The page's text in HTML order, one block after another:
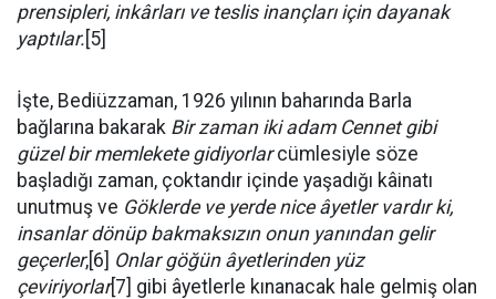
prensipleri, inkârları ve teslis inançları için daya­nak
yaptılar. [5]
İşte, Bediüzzaman, 1926 yılının baharında Barla
bağlarına bakarak  Bir zaman iki adam Cennet gibi
güzel bir memlekete gidiyorlar cümlesiyle söze
başladığı zaman, çoktandır içinde yaşadığı kâinatı
unutmuş ve  Göklerde ve yerde nice âyetler vardır ki,
insanlar dönüp bakmaksızın onun yanından gelir
geçerler,[6]  Onlar göğün âyetlerinden yüz
çeviriyorlar[7] gibi âyetlerle kınanacak hale gelmiş olan